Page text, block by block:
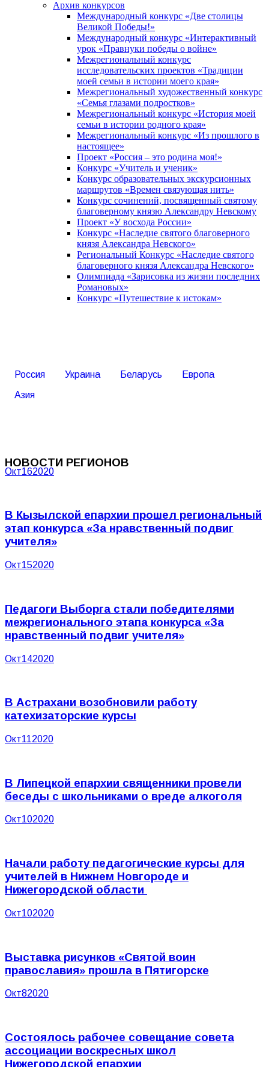
Архив конкурсов
Международный конкурс «Две столицы
Великой Победы!»
Международный конкурс «Интерактивный
урок «Правнуки победы о войне»
Межрегиональный конкурс
исследовательских проектов «Традиции
моей семьи в истории моего края»
Межрегиональный художественный конкурс
«Семья глазами подростков»
Межрегиональный конкурс «История моей
семьи в истории родного края»
Межрегиональный конкурс «Из прошлого в
настоящее»
Проект «Россия – это родина моя!»
Конкурс «Учитель и ученик»
Конкурс образовательных экскурсионных
маршрутов «Времен связующая нить»
Конкурс сочинений, посвященный святому
благоверному князю Александру Невскому
Проект «У восхода России»
Конкурс «Наследие святого благоверного
князя Александра Невского»
Региональный Конкурс «Наследие святого
благоверного князя Александра Невского»
Олимпиада «Зарисовка из жизни последних
Романовых»
Конкурс «Путешествие к истокам»
Россия Украина Беларусь
Европа
Азия
НОВОСТИ РЕГИОНОВ
Окт162020
В Кызылской епархии прошел региональный
этап конкурса «За нравственный подвиг
учителя»
Окт152020
Педагоги Выборга стали победителями
межрегионального этапа конкурса «За
нравственный подвиг учителя»
Окт142020
В Астрахани возобновили работу
катехизаторские курсы
Окт112020
В Липецкой епархии священники провели
беседы с школьниками о вреде алкоголя
Окт102020
Начали работу педагогические курсы для
учителей в Нижнем Новгороде и
Нижегородской области
Окт102020
Выставка рисунков «Святой воин
православия» прошла в Пятигорске
Окт82020
Состоялось рабочее совещание совета
ассоциации воскресных школ
Нижегородской епархии